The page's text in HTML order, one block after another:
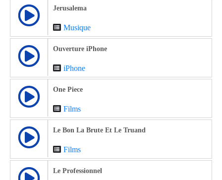
Jerusalema
Musique
Ouverture iPhone
iPhone
One Piece
Films
Le Bon La Brute Et Le Truand
Films
Le Professionnel